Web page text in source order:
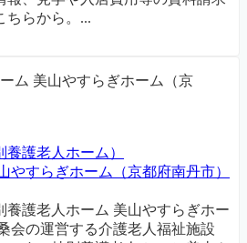
ちらから。...
護老人ホーム）
やすらぎホーム（京都府南丹市）
養護老人ホーム 美山やすらぎホー
会の運営する介護老人福祉施設